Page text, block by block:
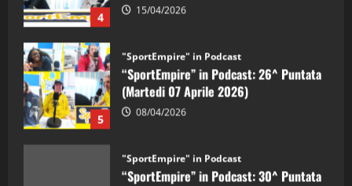
4 15/04/2026
5
"SportEmpire" in Podcast
“SportEmpire” in Podcast: 26^ Puntata
(Martedi 07 Aprile 2026)
08/04/2026
"SportEmpire" in Podcast
“SportEmpire” in Podcast: 30^ Puntata